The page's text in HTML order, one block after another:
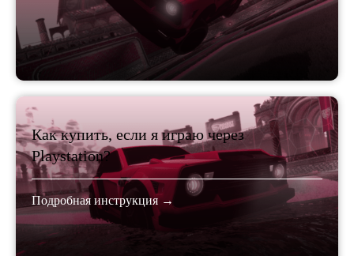
Как купить, если я играю через
Playstation?
Подробная инструкция →